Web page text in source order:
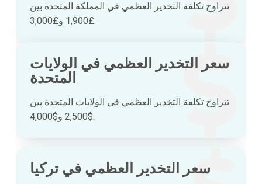
تتراوح تكلفة التخدير العظمي في المملكة المتحدة بين
£1,900 و£3,000.
سعر التخدير العظمي في الولايات
المتحدة
تتراوح تكلفة التخدير العظمي في الولايات المتحدة بين
$2,500 و$4,000.
سعر التخدير العظمي في تركيا